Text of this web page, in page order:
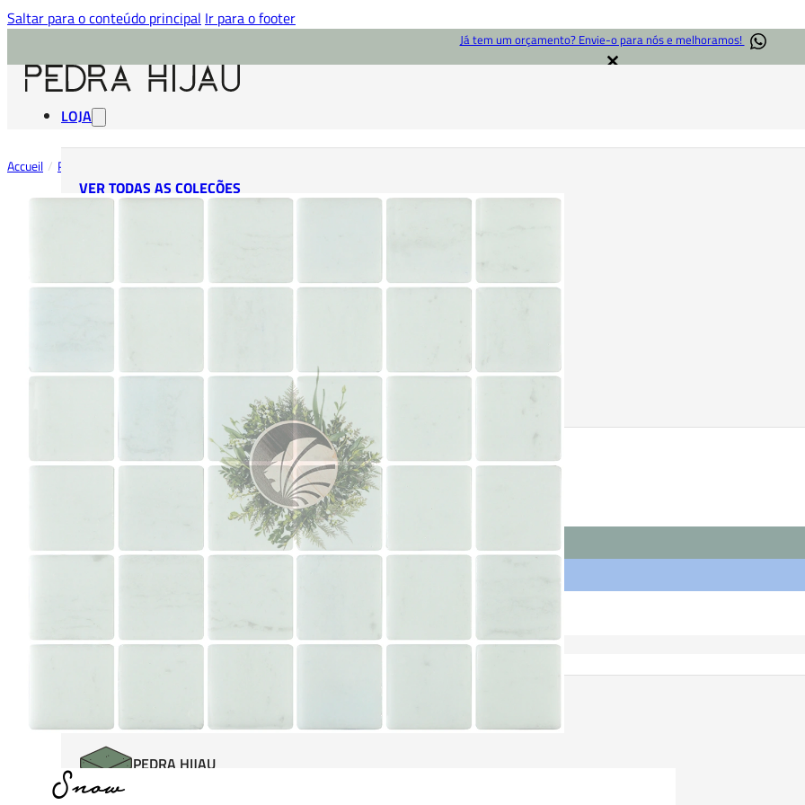
Saltar para o conteúdo principal Ir para o footer
Já tem um orçamento? Envie-o para nós e melhoramos!
LOJA
VER TODAS AS COLEÇÕES
AZULEJO HIJAU
PEDRA HITAM
ADESIVO PARA PISCINA
BETUMAÇÃO PARA PISCINA
IMPERMEABILIZAÇÃO DE PISCINA
PROFISSIONAIS
LOJA
PEDRA HIJAU
Accueil / Pastilhas Bali
Snow